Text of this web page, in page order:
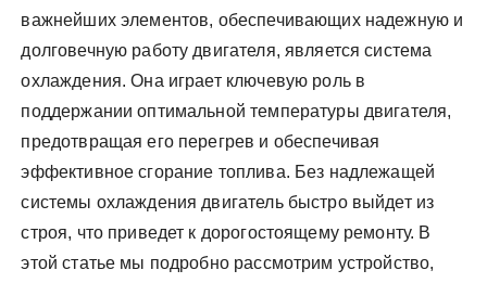
важнейших элементов, обеспечивающих надежную и
долговечную работу двигателя, является система
охлаждения. Она играет ключевую роль в
поддержании оптимальной температуры двигателя,
предотвращая его перегрев и обеспечивая
эффективное сгорание топлива. Без надлежащей
системы охлаждения двигатель быстро выйдет из
строя, что приведет к дорогостоящему ремонту. В
этой статье мы подробно рассмотрим устройство,